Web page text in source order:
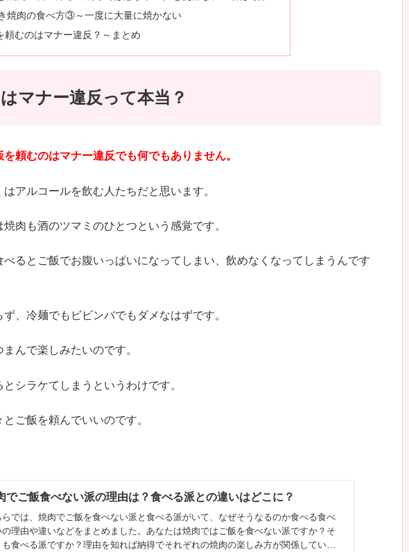
焼肉の食べ方③～一度に大量に焼かない
頼むのはマナー違反？～まとめ
マナー違反って本当？
頼むのはマナー違反でも何でもありません。
アルコールを飲む人たちだと思います。
肉も酒のツマミのひとつという感覚です。
るとご飯でお腹いっぱいになってしまい、飲めなくなってしまうんです
、冷麺でもビビンバでもダメなはずです。
んで楽しみたいのです。
シラケてしまうというわけです。
ご飯を頼んでいいのです。
でご飯食べない派の理由は？食べる派との違いはどこに？
らでは、焼肉でご飯を食べない派と食べる派がいて、なぜそうなるのか食べる食べ
の理由や違いなどをまとめました。あなたは焼肉ではご飯を食べない派ですか？そ
食べる派ですか？理由を知れば納得でそれぞれの焼肉の楽しみ方が関係していま